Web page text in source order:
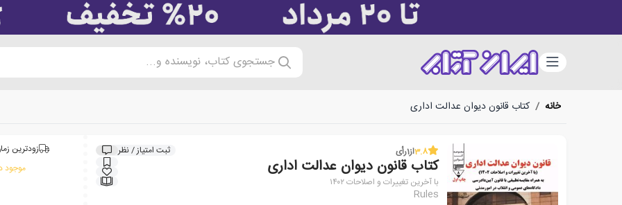
دسته‌بندی جستجوی کتاب، نویسنده و...
خانه / کتاب قانون دیوان عدالت اداری
3.8از1رأی ثبت امتیاز / نظر
کتاب قانون دیوان عدالت اداری
با آخرین تغییرات و اصلاحات ۱۴۰۲
Rules
زودترین
موجود